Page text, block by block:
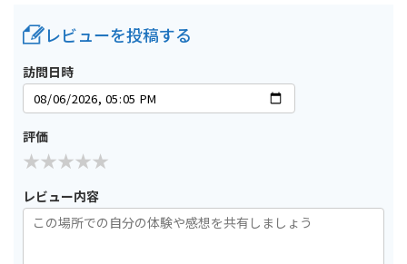
レビューを投稿する
訪問日時
評価
レビュー内容